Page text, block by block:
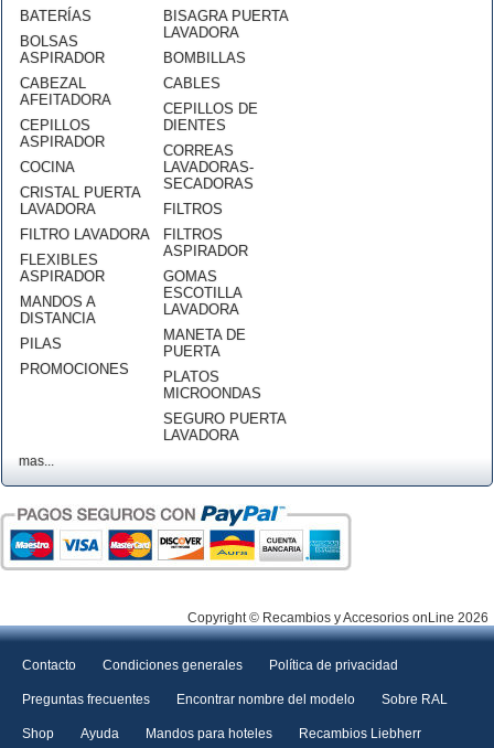
BATERÍAS
BOLSAS
ASPIRADOR
CABEZAL
AFEITADORA
CEPILLOS
ASPIRADOR
COCINA
CRISTAL PUERTA
LAVADORA
FILTRO LAVADORA
FLEXIBLES
ASPIRADOR
MANDOS A
DISTANCIA
PILAS
PROMOCIONES
BISAGRA PUERTA
LAVADORA
BOMBILLAS
CABLES
CEPILLOS DE
DIENTES
CORREAS
LAVADORAS-
SECADORAS
FILTROS
FILTROS
ASPIRADOR
GOMAS
ESCOTILLA
LAVADORA
MANETA DE
PUERTA
PLATOS
MICROONDAS
SEGURO PUERTA
LAVADORA
mas...
Copyright © Recambios y Accesorios onLine 2026
Contacto Condiciones generales Política de privacidad
Preguntas frecuentes Encontrar nombre del modelo Sobre RAL
Shop Ayuda Mandos para hoteles Recambios Liebherr